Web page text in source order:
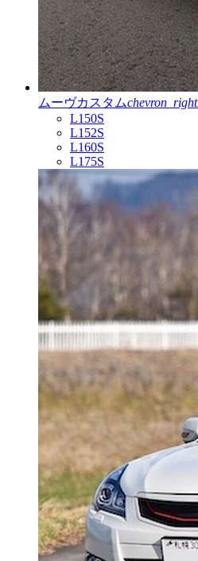
ムーヴカスタムchevron_right
L150S
L152S
L160S
L175S